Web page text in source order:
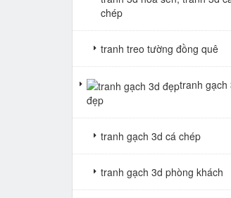
chép
tranh treo tường đồng quê
tranh gạch
đẹp
tranh gạch 3d cá chép
tranh gạch 3d phòng khách